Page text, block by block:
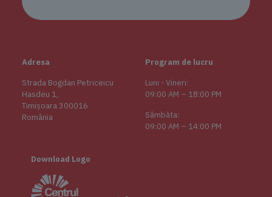
Adresa
Strada Bogdan Petriceicu
Hasdeu 1,
Timișoara 300016
România
Program de lucru
Luni - Vineri:
09:00 AM – 18:00 PM
Sâmbăta:
09:00 AM – 14:00 PM
Download Logo